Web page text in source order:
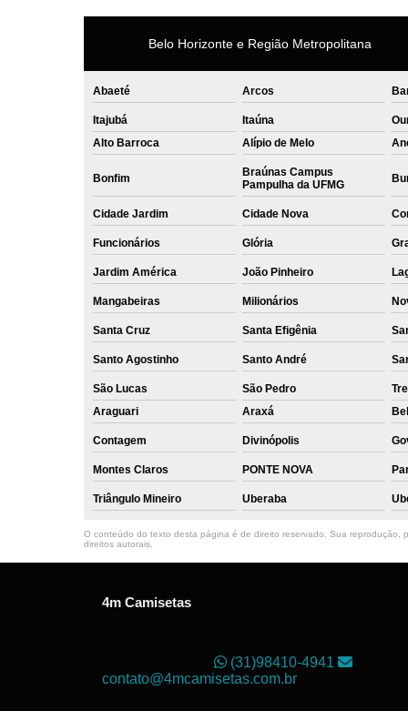
Belo Horizonte e Região Metropolitana
Abaeté Arcos
Itajubá Itaúna
Alto Barroca
Alípio de Melo
Bonfim
Braúnas Campus
Pampulha da UFMG
Cidade Jardim Cidade Nova
Funcionários Glória
Jardim América João Pinheiro
Mangabeiras Milionários
Santa Cruz Santa Efigênia
Santo Agostinho Santo André
São Lucas São Pedro
Araguari
Araxá
Contagem Divinópolis
Montes Claros PONTE NOVA
Triângulo Mineiro Uberaba
O conteúdo do texto desta página é de direito reservado. Sua reprodução,
direitos autorais
4m Camisetas
(31)98410-4941
contato@4mcamisetas.com.br